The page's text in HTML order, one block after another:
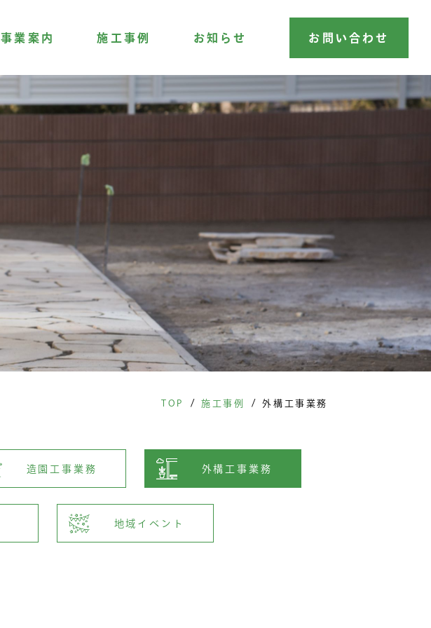
事業案内 施工事例 お知らせ お問い合わせ
TOP / 施工事例 / 外構工事業務
造園工事業務 外構工事業務
地域イベント